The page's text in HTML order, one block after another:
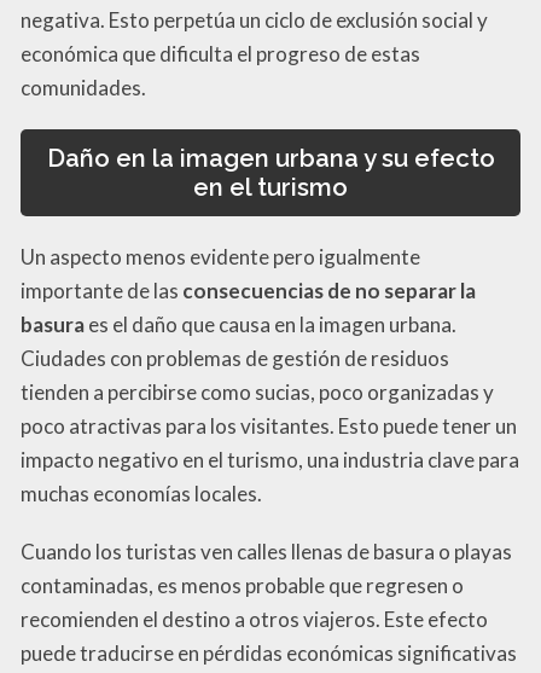
negativa. Esto perpetúa un ciclo de exclusión social y
económica que dificulta el progreso de estas
comunidades.
Daño en la imagen urbana y su efecto
en el turismo
Un aspecto menos evidente pero igualmente
importante de las consecuencias de no separar la
basuraes el daño que causa en la imagen urbana.
Ciudades con problemas de gestión de residuos
tienden a percibirse como sucias, poco organizadas y
poco atractivas para los visitantes. Esto puede tener un
impacto negativo en el turismo, una industria clave para
muchas economías locales.
Cuando los turistas ven calles llenas de basura o playas
contaminadas, es menos probable que regresen o
recomienden el destino a otros viajeros. Este efecto
puede traducirse en pérdidas económicas significativas